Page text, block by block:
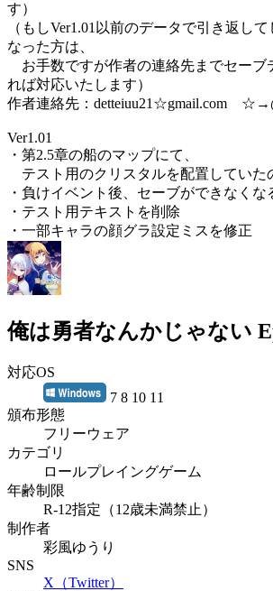
す）
（もしVer1.01以前のデータで引き返し
なった方は、
お手数ですが作者の連絡先までセーブ
れば対応いたします）
作者連絡先：detteiuu21☆gmail.com
Ver1.01
・第2.5章の船のマップにて、
テスト用のクリスタルを配置していた
・負けイベント後、セーブができなくな
・テスト用テキストを削除
・一部キャラの顔グラ設定ミスを修正
俺は勇者なんかじゃない
対応OS
7 8 10 11
頒布形態
フリーウェア
カテゴリ
ロールプレイングゲーム
年齢制限
R-12指定（12歳未満禁止）
制作者
彩風ゆうり
SNS
X（Twitter）